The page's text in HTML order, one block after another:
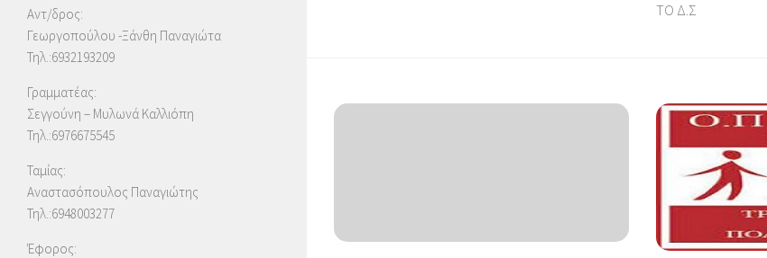
ΤΟ Δ.Σ
Αντ/δρος:
Γεωργοπούλου -Ξάνθη Παναγιώτα
Τηλ.:6932193209
Γραμματέας:
Σεγγούνη – Μυλωνά Καλλιόπη
Τηλ.:6976675545
Ταμίας:
Αναστασόπουλος Παναγιώτης
Τηλ.:6948003277
Έφορος: